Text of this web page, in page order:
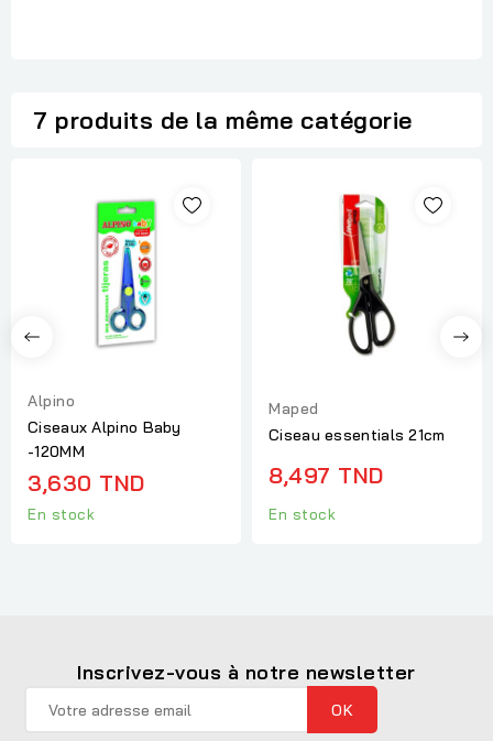
7 produits de la même catégorie
Alpino
Ciseaux Alpino Baby
-120MM
3,630 TND
En stock
Maped
Ciseau essentials 21cm
8,497 TND
En stock
Inscrivez-vous à notre newsletter